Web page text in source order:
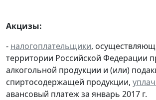
Акцизы:
- налогоплательщики,
территории Российской Федерации
алкогольной продукции и (или)
спиртосодержащей продукции,
авансовый платеж за январь 2017 г.